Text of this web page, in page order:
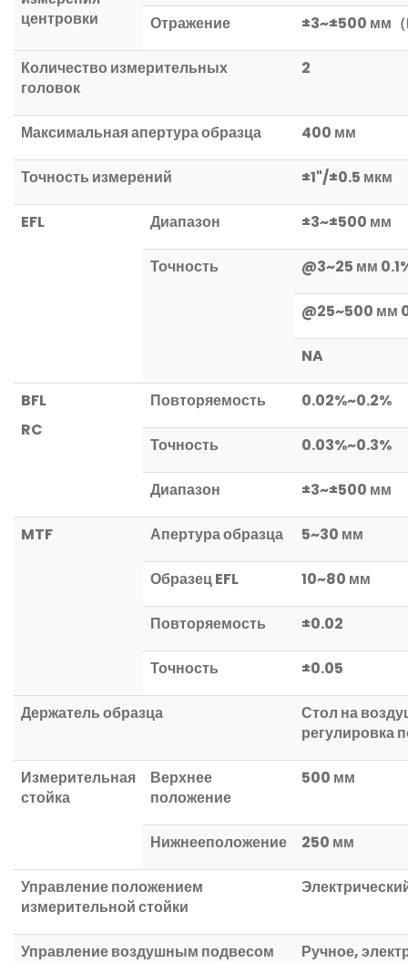
центровки
Отражение ±3~±500 мм （
Количество измерительных
головок
2
Максимальная апертура образца 400 мм
Точность измерений ±1"/±0.5 мкм
EFL Диапазон ±3~±500 мм
Точность @3~25 мм
@25~500 мм
NA
BFL
RC
Повторяемость 0.02%~0.2%
Точность 0.03%~0.3%
Диапазон ±3~±500 мм
MTF Апертура образца 5~30 мм
ОбразецEFL 10~80 мм
Повторяемость ±0.02
Точность ±0.05
Держатель образца
Стол на
регулировка
Измерительная
стойка
Верхнее
положение
500 мм
Нижнееположение 250 мм
Управление положением
измерительной стойки
Управление воздушным подвесом Ручное,